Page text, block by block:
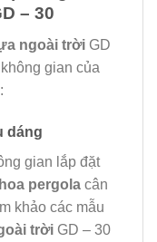
– 30
ngoài trời GD
gian của
dáng
gian lắp đặt
pergolacân
khảo các mẫu
trờiGD – 30